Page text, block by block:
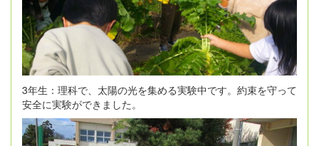
3年生：理科で、太陽の光を集める実験中です。約束を守って
安全に実験ができました。